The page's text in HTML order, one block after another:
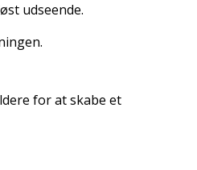
udseende.
for at skabe et